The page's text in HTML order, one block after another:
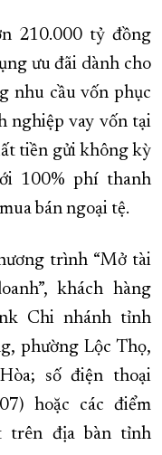
210.000 tỷ đồng
ưu đãi dành cho
nhu cầu vốn phục
nghiệp vay vốn tại
tiền gửi không kỳ
100% phí thanh
bán ngoại tệ.
trình “Mở tài
khách hàng
Chi nhánh tỉnh
phường Lộc Thọ,
số điện thoại
hoặc các điểm
trên địa bàn tỉnh